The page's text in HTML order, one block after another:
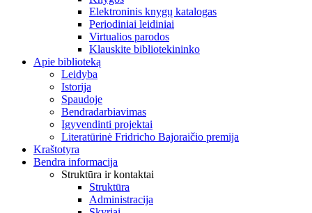
Elektroninis knygų katalogas
Periodiniai leidiniai
Virtualios parodos
Klauskite bibliotekininko
Apie biblioteką
Leidyba
Istorija
Spaudoje
Bendradarbiavimas
Įgyvendinti projektai
Literatūrinė Fridricho Bajoraičio premija
Kraštotyra
Bendra informacija
Struktūra ir kontaktai
Struktūra
Administracija